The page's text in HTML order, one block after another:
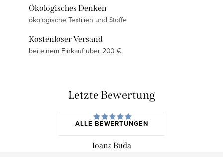
Ökologisches Denken
ökologische Textilien und Stoffe
Kostenloser Versand
bei einem Einkauf über 200 €
Letzte Bewertung
ALLE BEWERTUNGEN
Ioana Buda